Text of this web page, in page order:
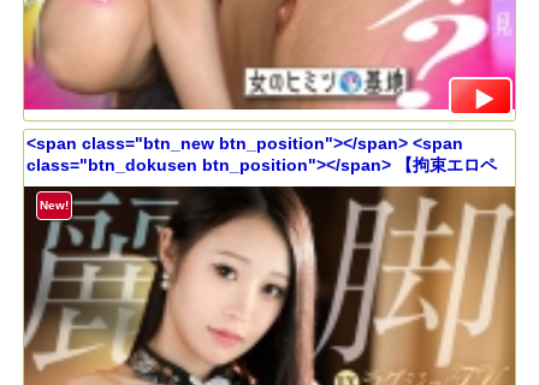
<span class="btn_new btn_position"></span> <span
class="btn_dokusen btn_position"></span> 【拘束エロペ
ット散歩】イジメられたい願望のG乳美女が麗しい美脚を震わせ
潮吹き絶頂！！文句なしのイイ女がイキ乱れる本能のどMセック
ス！！！ ラグジュTV 1879
New!